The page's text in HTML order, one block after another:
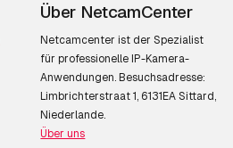
Über NetcamCenter
Netcamcenter ist der Spezialist
für professionelle IP-Kamera-
Anwendungen. Besuchsadresse:
Limbrichterstraat 1, 6131EA Sittard,
Niederlande.
Über uns